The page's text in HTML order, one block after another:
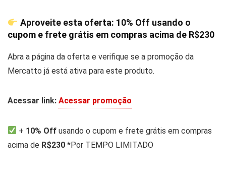
Aproveite esta oferta: 10% Off usando o
cupom e frete grátis em compras acima de R$230
Abra a página da oferta e verifique se a promoção da
Mercatto já está ativa para este produto.
Acessar link: Acessar promoção
+ 10% Off usando o cupom e frete grátis em compras
acima de R$230 *Por TEMPO LIMITADO